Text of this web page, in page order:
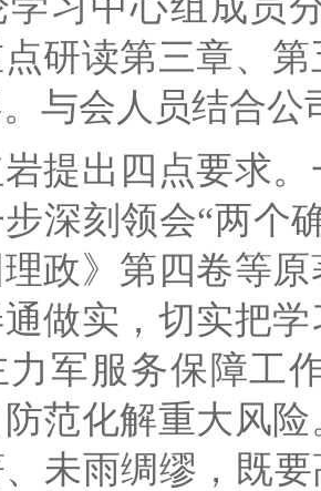
研读第三章、
与会人员结合
提出四点要求
深刻领会“两个
政》第四卷等
做实，切实把
力军服务保障工
范化解重大风
、未雨绸缪，既